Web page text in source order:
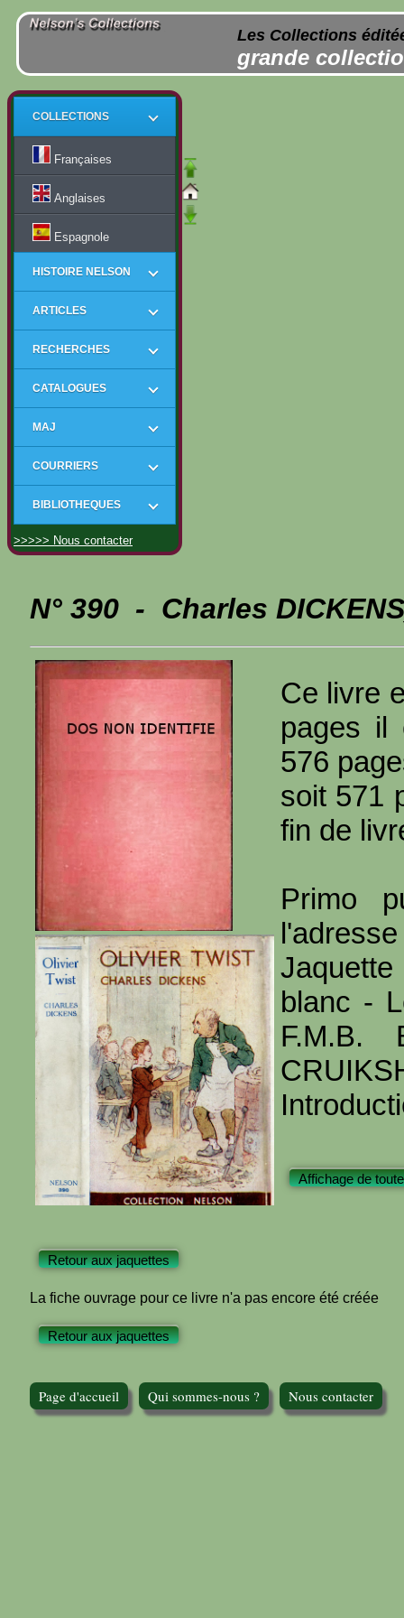
Les Collections
grande
COLLECTIONS
Françaises
Anglaises
Espagnole
HISTOIRE NELSON
ARTICLES
RECHERCHES
CATALOGUES
MAJ
COURRIERS
BIBLIOTHEQUES
>>>>> Nous contacter
N° 390 - Charles
Ce livre
pages il
576
soit 571
fin de
Primo
l'adresse
blanc -
F.M.B.
Affichage de
Retour aux jaquettes
La fiche ouvrage pour ce livre n'a pas encore été créée
Retour aux jaquettes
Page d'accueil Qui sommes-nous ? Nous contacter